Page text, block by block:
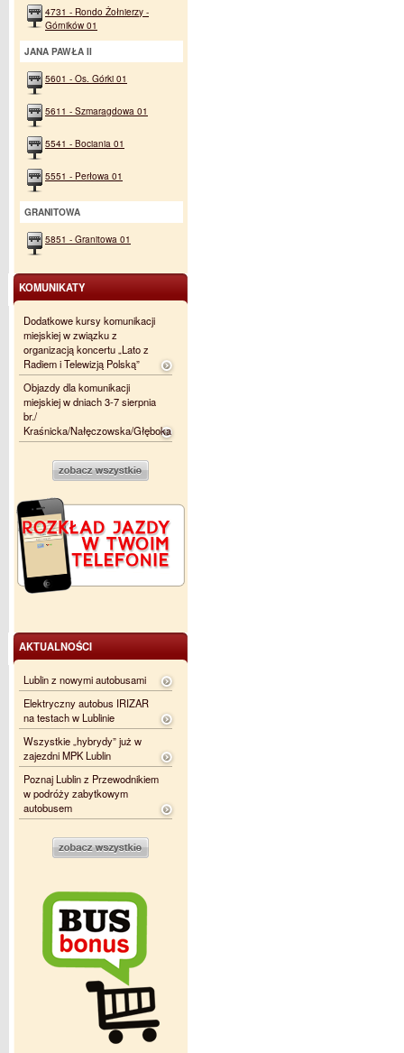
4731 - Rondo Żołnierzy -
Górników 01
JANA PAWŁA II
5601 - Os. Górki 01
5611 - Szmaragdowa 01
5541 - Bociania 01
5551 - Perłowa 01
GRANITOWA
5851 - Granitowa 01
KOMUNIKATY
Dodatkowe kursy komunikacji
miejskiej w związku z
organizacją koncertu „Lato z
Radiem i Telewizją Polską”
Objazdy dla komunikacji
miejskiej w dniach 3-7 sierpnia
br./
Kraśnicka/Nałęczowska/Głęboka
AKTUALNOŚCI
Lublin z nowymi autobusami
Elektryczny autobus IRIZAR
na testach w Lublinie
Wszystkie „hybrydy” już w
zajezdni MPK Lublin
Poznaj Lublin z Przewodnikiem
w podróży zabytkowym
autobusem